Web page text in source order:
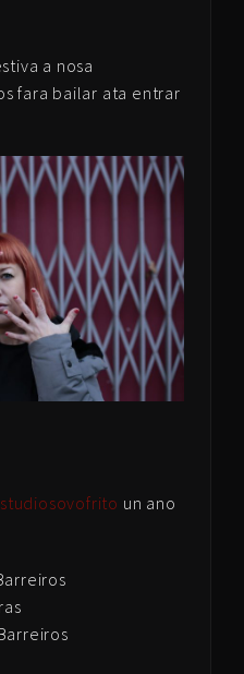
a nosa
fara bailar ata entrar
un ano